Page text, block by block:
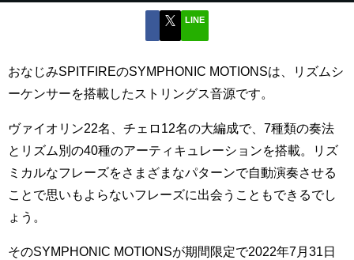
LINE
おなじみSPITFIREのSYMPHONIC MOTIONSは、リズムシ
ーケンサーを搭載したストリングス音源です。
ヴァイオリン22名、チェロ12名の大編成で、7種類の奏法
とリズム別の40種のアーティキュレーションを搭載。リズ
ミカルなフレーズをさまざまなパターンで自動演奏させる
ことで思いもよらないフレーズに出会うこともできるでし
ょう。
そのSYMPHONIC MOTIONSが期間限定で2022年7月31日